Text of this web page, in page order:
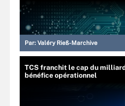
Par: Valéry Rieß-Marchive
TCS franchit le cap du
bénéfice opérationnel